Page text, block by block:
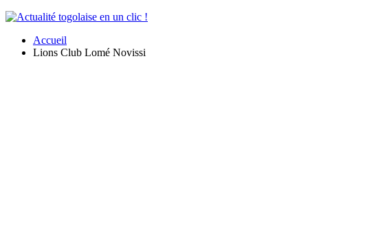
Accueil
Lions Club Lomé Novissi